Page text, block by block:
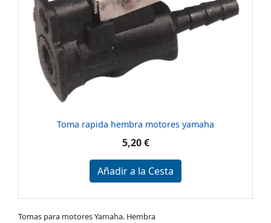
Toma rapida hembra motores yamaha
5,20 €
Añadir a la Cesta
Tomas para motores Yamaha. Hembra